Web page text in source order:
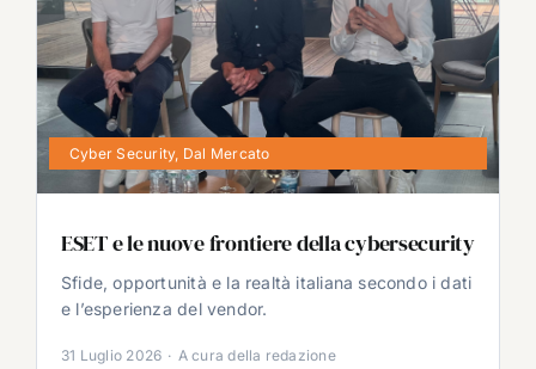
Cyber Security, Dal Mercato
ESET e le nuove frontiere della cybersecurity
Sfide, opportunità e la realtà italiana secondo i dati
e l’esperienza del vendor.
31 Luglio 2026 · A cura della redazione